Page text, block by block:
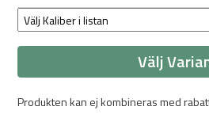
Välj
Produkten kan ej kombineras med